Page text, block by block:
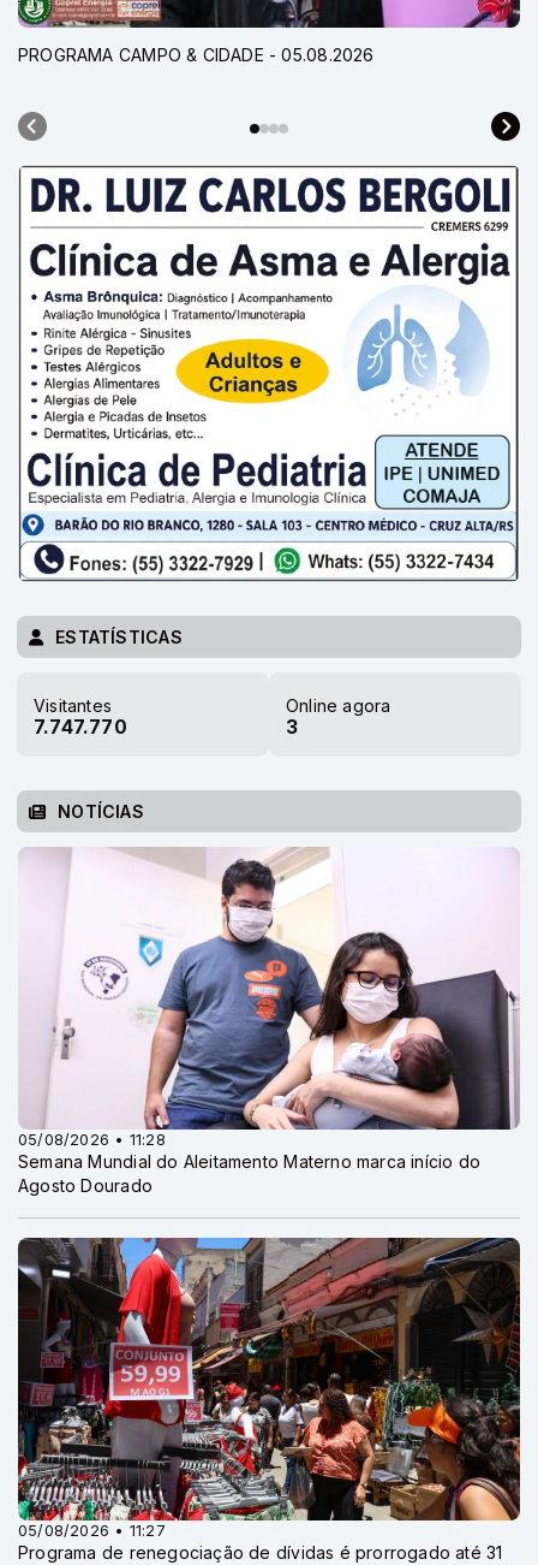
PROGRAMA CAMPO & CIDADE - 05.08.2026
ESTATÍSTICAS
Visitantes
7.747.770
Online agora
3
NOTÍCIAS
05/08/2026 • 11:28
Semana Mundial do Aleitamento Materno marca início do
Agosto Dourado
05/08/2026 • 11:27
Programa de renegociação de dívidas é prorrogado até 31